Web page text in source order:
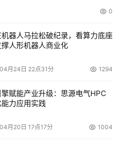
格适宜的、可升级的磁带自动
量增长而备份窗口不断减
场向自动化领域发展的趋势，
动加载机(1个驱动器，10个
的容量 (压缩情况下),每小时
0
机器人马拉松破纪录，看算力底座
人形机器人商业化
月24日 22点31分 1294
赋能产业升级：思源电气HPC
力应用实践
月20日 17点17分 1004